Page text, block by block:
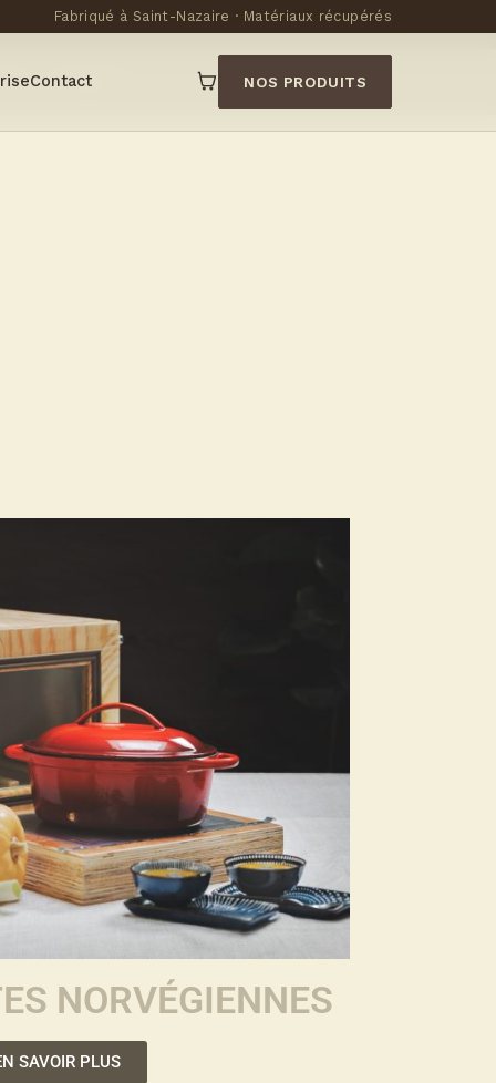
Fabriqué à Saint-Nazaire · Matériaux récupérés
Contact NOS PRODUITS
06 52 23 05 07
Panier
NORVÉGIENNES
SAVOIR PLUS